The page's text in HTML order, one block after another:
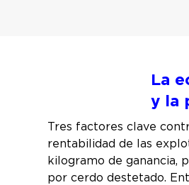
La
y la
Tres factores clave
rentabilidad de las
kilogramo de ganancia,
por cerdo destetado.